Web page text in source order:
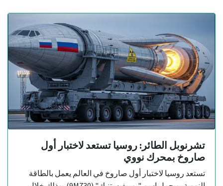
تشرنوبل الطائر: روسيا تستعد لاختبار أول
صاروخ بمحرك نووي
تستعد روسيا لاختبار أول صاروخ في العالم يعمل بالطاقة